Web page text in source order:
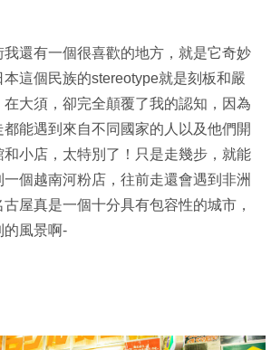
我還有一個很喜歡的地方，就是它奇妙
這個民族的stereotype就是刻板和嚴
大須，卻完全顛覆了我的認知，因為
能遇到來自不同國家的人以及他們開
小店，太特別了！只是走幾步，就能
個越南河粉店，往前走還會遇到非洲
屋真是一個十分具有包容性的城市，
的風景啊-